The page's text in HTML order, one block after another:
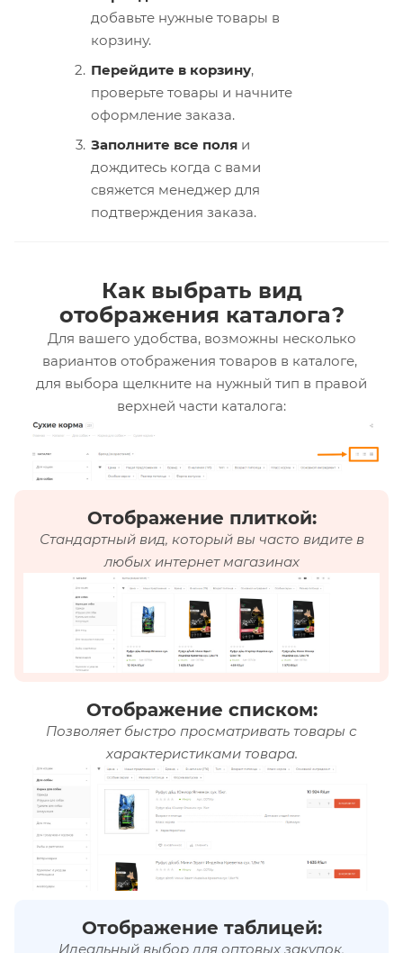
добавьте нужные товары в
корзину.
Перейдите в корзину,
проверьте товары и начните
оформление заказа.
Заполните все поля и
дождитесь когда с вами
свяжется менеджер для
подтверждения заказа.
Как выбрать вид
отображения каталога?
Для вашего удобства, возможны несколько
вариантов отображения товаров в каталоге,
для выбора щелкните на нужный тип в правой
верхней части каталога:
Отображение плиткой:
Стандартный вид, который вы часто видите в
любых интернет магазинах
Отображение списком:
Позволяет быстро просматривать товары с
характеристиками товара.
Отображение таблицей:
Идеальный выбор для оптовых закупок,